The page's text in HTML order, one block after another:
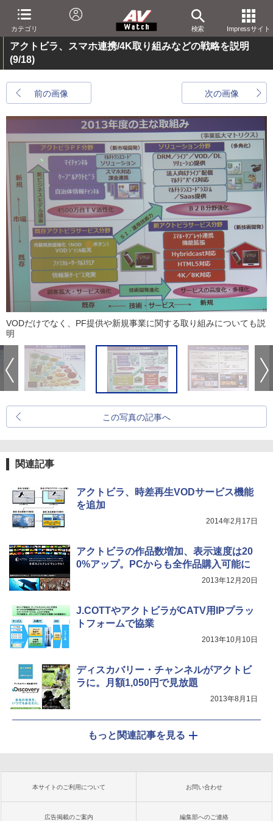
カテゴリ 検索 Impressサイト
アクトビラ、スマホ連携/4K取り組みなどの戦略を説明
(9/18)
前の画像 次の画像
VODだけでなく、PF提供や新規事業に関する取り組みについても説
明
この写真の記事へ
関連記事
アクトビラ、時差再生VODサービス機能
を追加
2014年2月17日
アクトビラの作品数増加、表示速度は20
0%アップ。PCからも全作品購入可能に
2013年12月20日
J.COTTやアクトビラがCATV用IPプラッ
トフォームで協業
2013年10月10日
ディスカバリー・チャンネルがアクトビ
ラに。月額1,050円で見放題
2013年8月1日
もっと関連記事を見る
本サイトのご利用について お問い合わせ
広告掲載のご案内 編集部へのご連絡